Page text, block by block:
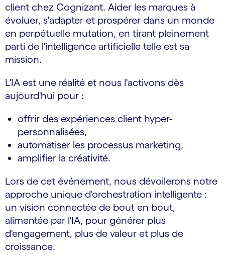
client chez Cognizant. Aider les marques à
évoluer, s'adapter et prospérer dans un monde
en perpétuelle mutation, en tirant pleinement
parti de l'intelligence artificielle telle est sa
mission.
L'IA est une réalité et nous l'activons dès
aujourd'hui pour :
offrir des expériences client hyper-
personnalisées,
automatiser les processus marketing,
amplifier la créativité.
Lors de cet événement, nous dévoilerons notre
approche unique d'orchestration intelligente :
un vision connectée de bout en bout,
alimentée par l'IA, pour générer plus
d'engagement, plus de valeur et plus de
croissance.